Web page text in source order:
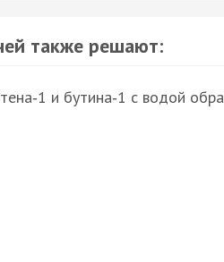
также решают:
и бутина‑1 с водой